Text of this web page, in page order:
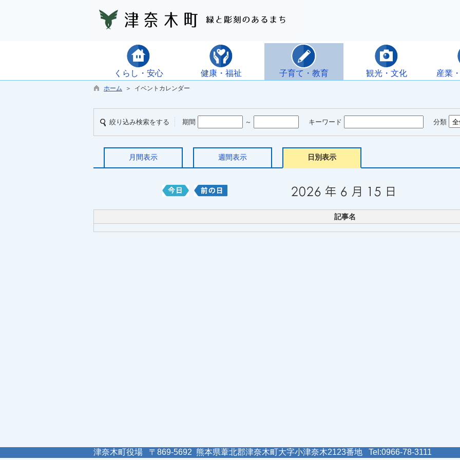
くらし・安心 健康・福祉 子育て・教育 観光・文化 産業
ホーム ＞ イベントカレンダー
絞り込み検索をする 期間 ～ キーワード 分類
月間表示 週間表示 日別表示
記事名
津奈木町役場 〒869-5692 熊本県葦北郡津奈木町大字小津奈木2123番地 Tel:0966-78-3111